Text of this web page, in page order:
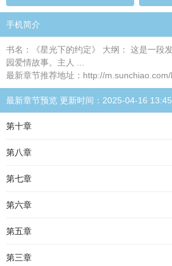
手机简介
书名：《星光下的约定》 大纲： 这是一段
园爱情故事。主人 ...
最新章节推荐地址：http://
最新章节预览 更新时间：2025-04-16
第十章
第八章
第七章
第六章
第五章
第三章